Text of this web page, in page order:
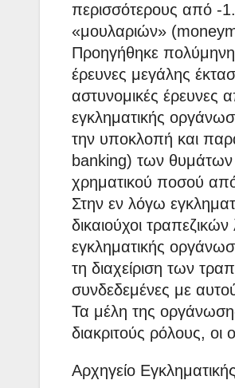
περισσότερους από -
«μουλαριών»
Προηγήθηκε πολύμηνη
έρευνες μεγάλης
αστυνομικές
εγκληματικής
την υποκλοπή και
banking) των θυμάτων
χρηματικού ποσού
Στην εν λόγω
δικαιούχοι
εγκληματικής
τη διαχείριση των
συνδεδεμένες με
Τα μέλη της
διακριτούς ρόλους, οι
Αρχηγείο